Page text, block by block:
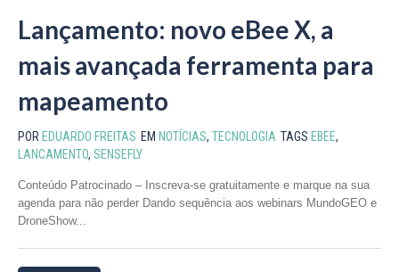
Lançamento: novo eBee X, a
mais avançada ferramenta para
mapeamento
POR EDUARDO FREITAS EM NOTÍCIAS, TECNOLOGIA TAGS EBEE,
LANCAMENTO, SENSEFLY
Conteúdo Patrocinado – Inscreva-se gratuitamente e marque na sua
agenda para não perder Dando sequência aos webinars MundoGEO e
DroneShow...